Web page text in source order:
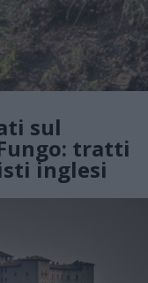
sul
tratti
inglesi